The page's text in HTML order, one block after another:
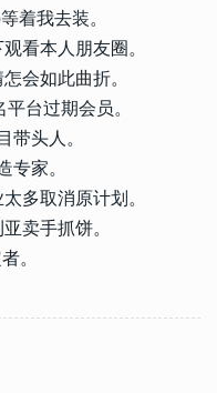
着我去装。
看本人朋友圈。
会如此曲折。
台过期会员。
带头人。
专家。
多取消原计划。
卖手抓饼。
。